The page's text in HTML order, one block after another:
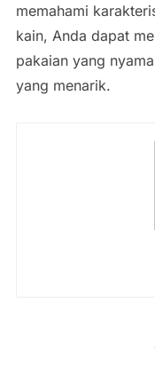
memahami
kain, Anda dapat
pakaian yang
yang menarik.